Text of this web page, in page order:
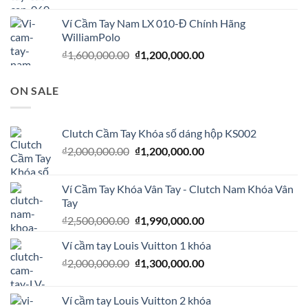
₫1,500,000.00.là:
Ví Cầm Tay Nam LX 010-Đ Chính Hãng
WilliamPolo
₫1,600,000.00 Giá
₫1,200,000.00Giá
ON SALE
Clutch Cầm Tay Khóa số dáng hộp KS002
₫2,000,000.00 Giá
₫2,000,000.00.
₫1,200,000.00Giá
là:
Ví Cầm Tay Khóa Vân Tay - Clutch Nam Khóa Vân
Tay
₫2,500,000.00 Giá
là:
₫2,500,000.00.
₫1,990,000.00Giá
tại
là:
Ví cầm tay Louis Vuitton 1 khóa
₫2,000,000.00 Giá
₫2,000,000.00.
₫1,300,000.00Giá
là:
Ví cầm tay Louis Vuitton 2 khóa